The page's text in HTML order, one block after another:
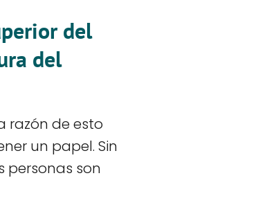
del
del
razón de esto
un papel. Sin
personas son